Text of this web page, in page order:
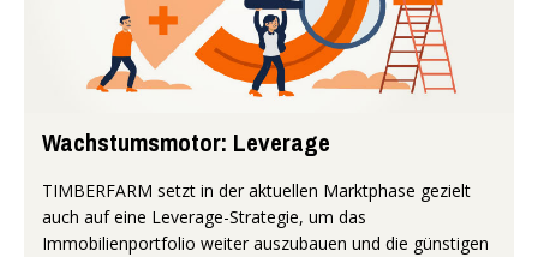
Wachstumsmotor: Leverage
TIMBERFARM setzt in der aktuellen Marktphase gezielt
auch auf eine Leverage-Strategie, um das
Immobilienportfolio weiter auszubauen und die günstigen